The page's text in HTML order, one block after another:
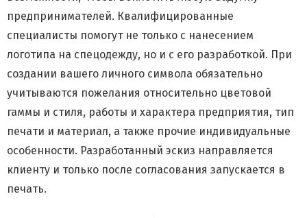
предпринимателей. Квалифицированные
специалисты помогут не только с нанесением
логотипа на спецодежду, но и с его разработкой. При
создании вашего личного символа обязательно
учитываются пожелания относительно цветовой
гаммы и стиля, работы и характера предприятия, тип
печати и материал, а также прочие индивидуальные
особенности. Разработанный эскиз направляется
клиенту и только после согласования запускается в
печать.